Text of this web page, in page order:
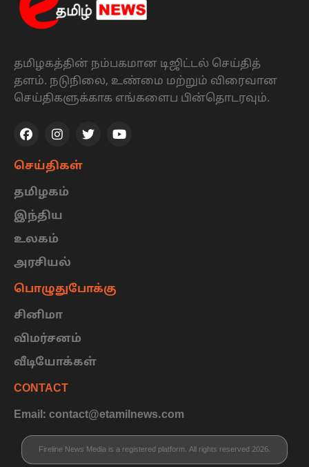
தமிழகத்தின் நம்பகமான டிஜிட்டல் செய்தித்
தளம். நடுநிலை, உண்மை மற்றும் விரைவான
செய்திகளுக்காக எங்களைப பின்தொடரவும்.
செய்திகள்
தமிழகம்
இந்திய
உலகம்
அரசியல்
பொழுதுபோக்கு
சினிமா
விமர்சனம்
வீடியோக்கள்
CONTACT
Email: contact@etamilnews.com
Fireline News Media is a registered platform. All rights reserved 2026.